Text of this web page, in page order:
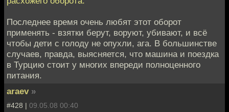
Последнее время очень любят этот оборот
применять - взятки берут, воруют, убивают, и всё
чтобы дети с голоду не опухли, ага. В большинстве
случаев, правда, выясняется, что машина и поездка
в Турцию стоит у многих впереди полноценного
питания.
araev »
#428 | 09.05.08 00:40